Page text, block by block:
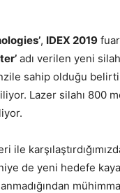
, IDEX 2019
adı verilen yeni
sahip olduğu
Lazer silahı 800
ile
de yeni hedefe